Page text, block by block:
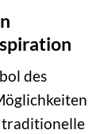
des
traditionelle